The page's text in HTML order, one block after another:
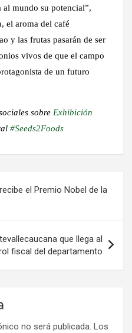
mundo su potencial”,
el aroma del café
y las frutas pasarán de ser
vivos de que el campo
de un futuro
sobre Exhibición
#Seeds2Foods
el Premio Nobel de la
que llega al
fiscal del departamento
no será publicada. Los